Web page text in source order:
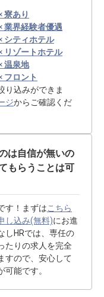
寮あり
業界経験者優遇
シティホテル
リゾートホテル
温泉地
フロント
り込みができま
ジからご確認くだ
は自信が無いの
もらうことは可
す！まずはこちら
し込み(無料)にお進
しHRでは、専任の
たりの求人を完全
すので、安心して
可能です。